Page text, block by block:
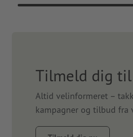
Tilmeld dig til
Altid velinformeret –
kampagner og tilbud fra